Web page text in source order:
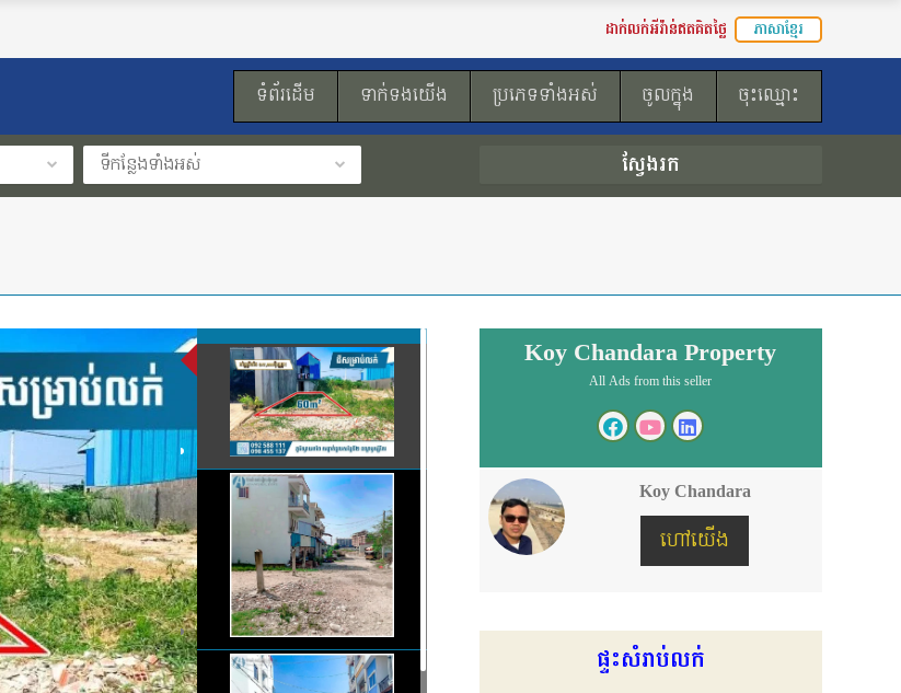
ដាក់លក់អីវ៉ាន់ឥតគិតថ្លៃ ភាសាខ្មែរ
ទំព័រដើម ទាក់ទងយើង ប្រភេទទាំងអស់ ចូលក្នុង ចុះឈ្មោះ
ទីកន្លែងទាំងអស់ ស្វែងរក
Koy Chandara Property
All Ads from this seller
Koy Chandara
ហៅយើង
ផ្ទះសំរាប់លក់